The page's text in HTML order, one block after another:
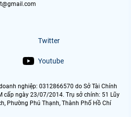
Twitter
Youtube
nghiệp: 0312866570 do Sở Tài Chính
cấp ngày 23/07/2014. Trụ sở chính: 51 Lũy
Phường Phú Thạnh, Thành Phố Hồ Chí